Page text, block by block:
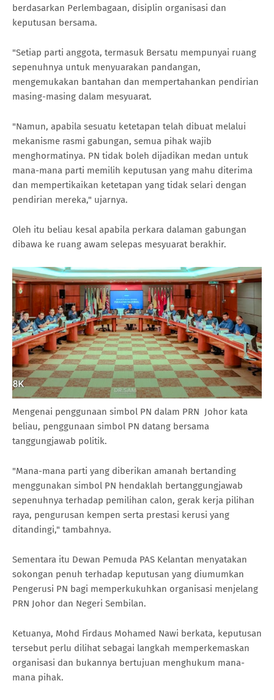
berdasarkan Perlembagaan, disiplin organisasi dan
keputusan bersama.
"Setiap parti anggota, termasuk Bersatu mempunyai ruang
sepenuhnya untuk menyuarakan pandangan,
mengemukakan bantahan dan mempertahankan pendirian
masing-masing dalam mesyuarat.
"Namun, apabila sesuatu ketetapan telah dibuat melalui
mekanisme rasmi gabungan, semua pihak wajib
menghormatinya. PN tidak boleh dijadikan medan untuk
mana-mana parti memilih keputusan yang mahu diterima
dan mempertikaikan ketetapan yang tidak selari dengan
pendirian mereka," ujarnya.
Oleh itu beliau kesal apabila perkara dalaman gabungan
dibawa ke ruang awam selepas mesyuarat berakhir.
Mengenai penggunaan simbol PN dalam PRN Johor kata
beliau, penggunaan simbol PN datang bersama
tanggungjawab politik.
"Mana-mana parti yang diberikan amanah bertanding
menggunakan simbol PN hendaklah bertanggungjawab
sepenuhnya terhadap pemilihan calon, gerak kerja pilihan
raya, pengurusan kempen serta prestasi kerusi yang
ditandingi," tambahnya.
Sementara itu Dewan Pemuda PAS Kelantan menyatakan
sokongan penuh terhadap keputusan yang diumumkan
Pengerusi PN bagi memperkukuhkan organisasi menjelang
PRN Johor dan Negeri Sembilan.
Ketuanya, Mohd Firdaus Mohamed Nawi berkata, keputusan
tersebut perlu dilihat sebagai langkah memperkemaskan
organisasi dan bukannya bertujuan menghukum mana-
mana pihak.